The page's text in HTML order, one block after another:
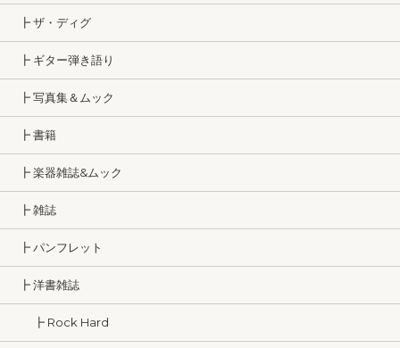
┣ ザ・ディグ
┣ ギター弾き語り
┣ 写真集＆ムック
┣ 書籍
┣ 楽器雑誌&ムック
┣ 雑誌
┣ パンフレット
┣ 洋書雑誌
┣ Rock Hard